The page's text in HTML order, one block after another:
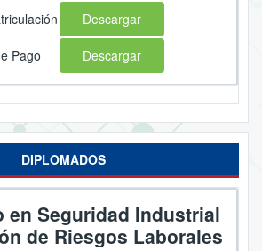
Descargar
Pago Descargar
DIPLOMADOS
en Seguridad Industrial
de Riesgos Laborales